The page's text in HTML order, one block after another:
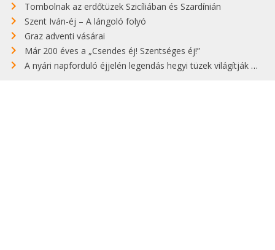
Tombolnak az erdőtüzek Szicíliában és Szardínián
Szent Iván-éj – A lángoló folyó
Graz adventi vásárai
Már 200 éves a „Csendes éj! Szentséges éj!”
A nyári napforduló éjjelén legendás hegyi tüzek világítják meg Zugspitzét